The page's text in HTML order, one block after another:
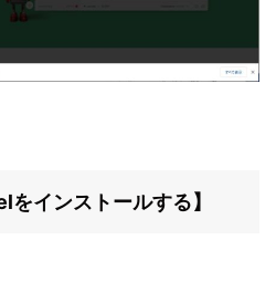
インストールする】